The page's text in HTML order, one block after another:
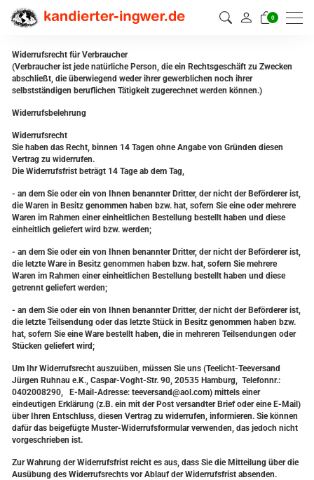
0
Widerrufsrecht für Verbraucher
(Verbraucher ist jede natürliche Person, die ein Rechtsgeschäft zu Zwecken
abschließt, die überwiegend weder ihrer gewerblichen noch ihrer
selbstständigen beruflichen Tätigkeit zugerechnet werden können.)
Widerrufsbelehrung
Widerrufsrecht
Sie haben das Recht, binnen 14 Tagen ohne Angabe von Gründen diesen
Vertrag zu widerrufen.
Die Widerrufsfrist beträgt 14 Tage ab dem Tag,
- an dem Sie oder ein von Ihnen benannter Dritter, der nicht der Beförderer ist,
die Waren in Besitz genommen haben bzw. hat, sofern Sie eine oder mehrere
Waren im Rahmen einer einheitlichen Bestellung bestellt haben und diese
einheitlich geliefert wird bzw. werden;
- an dem Sie oder ein von Ihnen benannter Dritter, der nicht der Beförderer ist,
die letzte Ware in Besitz genommen haben bzw. hat, sofern Sie mehrere
Waren im Rahmen einer einheitlichen Bestellung bestellt haben und diese
getrennt geliefert werden;
- an dem Sie oder ein von Ihnen benannter Dritter, der nicht der Beförderer ist,
die letzte Teilsendung oder das letzte Stück in Besitz genommen haben bzw.
hat, sofern Sie eine Ware bestellt haben, die in mehreren Teilsendungen oder
Stücken geliefert wird;
Um Ihr Widerrufsrecht auszuüben, müssen Sie uns (Teelicht-Teeversand
Jürgen Ruhnau e.K., Caspar-Voght-Str. 90, 20535 Hamburg, Telefonnr.:
0402008290, E-Mail-Adresse: teeversand@aol.com) mittels einer
eindeutigen Erklärung (z.B. ein mit der Post versandter Brief oder eine E-Mail)
über Ihren Entschluss, diesen Vertrag zu widerrufen, informieren. Sie können
dafür das beigefügte Muster-Widerrufsformular verwenden, das jedoch nicht
vorgeschrieben ist.
Zur Wahrung der Widerrufsfrist reicht es aus, dass Sie die Mitteilung über die
Ausübung des Widerrufsrechts vor Ablauf der Widerrufsfrist absenden.